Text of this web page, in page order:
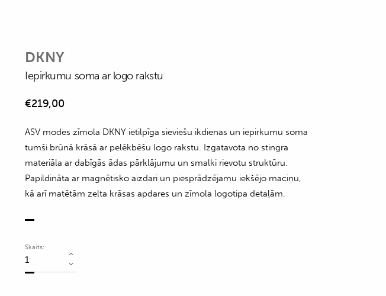
DKNY
Iepirkumu soma ar logo rakstu
€219,00
ASV modes zīmola DKNY ietilpīga sieviešu ikdienas un iepirkumu soma
tumši brūnā krāsā ar pelēkbēšu logo rakstu. Izgatavota no stingra
materiāla ar dabīgās ādas pārklājumu un smalki rievotu struktūru.
Papildināta ar magnētisko aizdari un piesprādzējamu iekšējo maciņu,
kā arī matētām zelta krāsas apdares un zīmola logotipa detaļām.
Skaits:
Iepirkumu
soma